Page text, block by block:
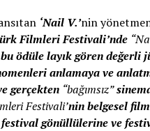
‘Nail V.’nin
Filmleri Festivali’nde
ödüle layık gören
anlamaya ve
gerçekten “bağımsız”
Festivali’nin belgesel
festival gönüllülerine ve